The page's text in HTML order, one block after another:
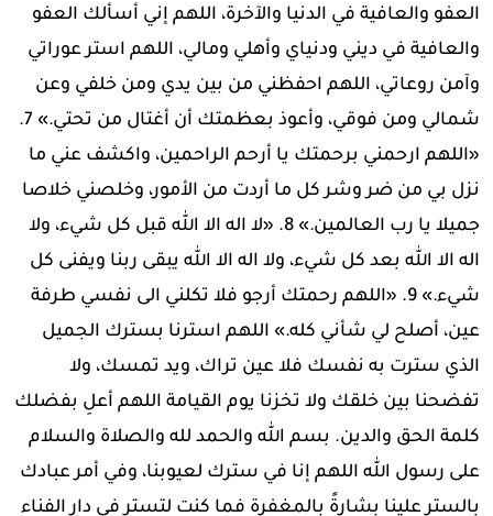
العفو والعافية في الدنيا والآخرة، اللهم إني أسألك العفو
والعافية في ديني ودنياي وأهلي ومالي، اللهم استر عوراتي
وآمن روعاتي، اللهم احفظني من بين يدي ومن خلفي وعن
شمالي ومن فوقي، وأعوذ بعظمتك أن أغتال من تحتي.» 7.
«اللهم ارحمني برحمتك يا أرحم الراحمين، واكشف عني ما
نزل بي من ضر وشر كل ما أردت من الأمور، وخلصني خلاصا
جميلا يا رب العالمين.» 8. «لا اله الا الله قبل كل شيء، ولا
اله الا الله بعد كل شيء، ولا اله الا الله يبقى ربنا ويفنى كل
شيء.» 9. «اللهم رحمتك أرجو فلا تكلني الى نفسي طرفة
عين، أصلح لي شأني كله.» اللهم استرنا بسترك الجميل
الذي سترت به نفسك فلا عين تراك، ويد تمسك، ولا
تفضحنا بين خلقك ولا تخزنا يوم القيامة اللهم أعلِ بفضلك
كلمة الحق والدين. بسم الله والحمد لله والصلاة والسلام
على رسول الله اللهم إنا في سترك لعيوبنا، وفي أمر عبادك
بالستر علينا بشارةً بالمغفرة فما كنت لتستر في دار الفناء